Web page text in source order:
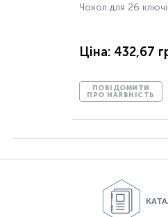
Чохол для 26
Ціна: 432,67
ПОВІДОМИТИ
ПРО НАЯВНІСТЬ